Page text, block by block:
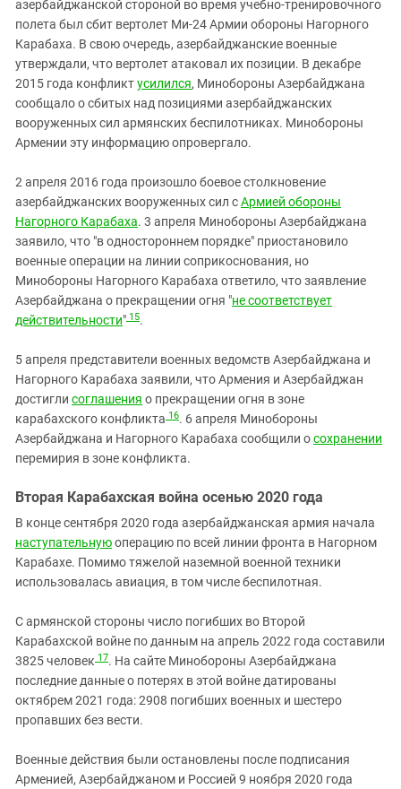
азербайджанской стороной во время учебно-тренировочного
полета был сбит вертолет Ми-24 Армии обороны Нагорного
Карабаха. В свою очередь, азербайджанские военные
утверждали, что вертолет атаковал их позиции. В декабре
2015 года конфликтусилился, Минобороны Азербайджана
сообщало о сбитых над позициями азербайджанских
вооруженных сил армянских беспилотниках. Минобороны
Армении эту информацию опровергало.
2 апреля 2016 года произошло боевое столкновение
азербайджанских вооруженных сил сАрмией обороны
Нагорного Карабаха. 3 апреля Минобороны Азербайджана
заявило, что "в одностороннем порядке" приостановило
военные операции на линии соприкоснования, но
Минобороны Нагорного Карабаха ответило, что заявление
Азербайджана о прекращении огня "не соответствует
действительности" 15.
5 апреля представители военных ведомств Азербайджана и
Нагорного Карабаха заявили, что Армения и Азербайджан
достигли соглашения о прекращении огня в зоне
карабахского конфликта 16. 6 апреля Минобороны
Азербайджана и Нагорного Карабаха сообщили осохранении
перемирия в зоне конфликта.
Вторая Карабахская война осенью 2020 года
В конце сентября 2020 года азербайджанская армия начала
наступательнуюоперацию по всей линии фронта в Нагорном
Карабахе. Помимо тяжелой наземной военной техники
использовалась авиация, в том числе беспилотная.
С армянской стороны число погибших во Второй
Карабахской войне по данным на апрель 2022 года составили
3825 человек 17. На сайте Минобороны Азербайджана
последние данные о потерях в этой войне датированы
октябрем 2021 года: 2908 погибших военных и шестеро
пропавших без вести.
Военные действия были остановлены после подписания
Арменией, Азербайджаном и Россией 9 ноября 2020 года